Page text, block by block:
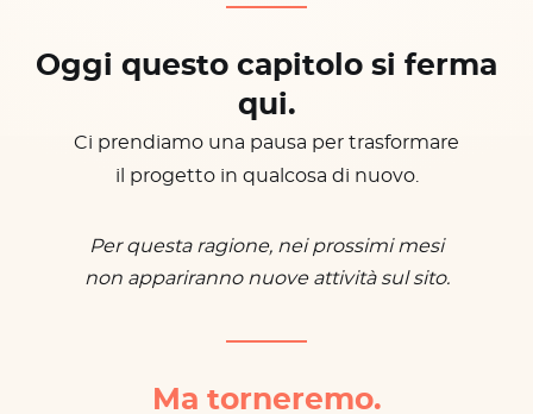
Oggi questo capitolo si ferma
qui.
Ci prendiamo una pausa per trasformare
il progetto in qualcosa di nuovo.
Per questa ragione, nei prossimi mesi
non appariranno nuove attività sul sito.
Ma torneremo.